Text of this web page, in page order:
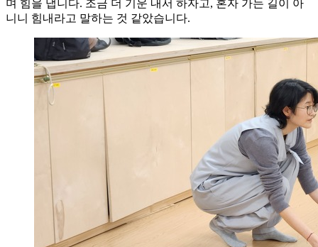
며 힘을 냅니다. 조금 더 기운 내서 하자고, 혼자 가는 길이 아
니니 힘내라고 말하는 것 같았습니다.